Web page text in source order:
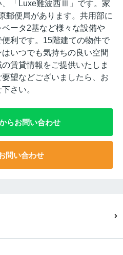
「Luxe難波西Ⅲ」です。家
郵便局があります。共用部に
ータ2基など様々な設備や
利です。15階建ての物件で
いつでも気持ちの良い空間
賃貸情報をご提供いたしま
望などございましたら、お
さい。
らお問い合わせ
問い合わせ